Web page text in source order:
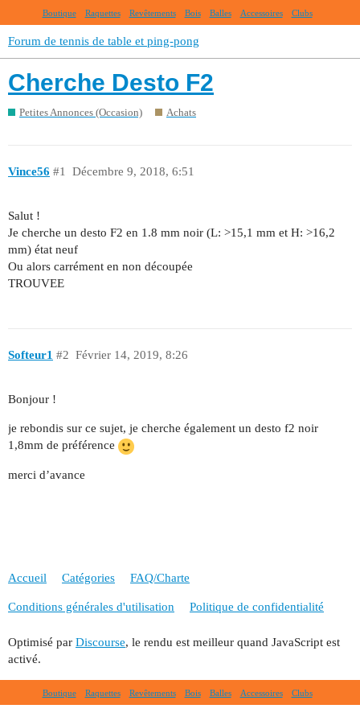
Boutique Raquettes Revêtements Bois Balles Accessoires Clubs
Forum de tennis de table et ping-pong
Cherche Desto F2
Petites Annonces (Occasion) Achats
Vince56 Décembre 9, 2018, 6:51
#1
Salut !
Je cherche un desto F2 en 1.8 mm noir (L: >15,1 mm et H: >16,2
mm) état neuf
Ou alors carrément en non découpée
TROUVEE
Softeur1 Février 14, 2019, 8:26
#2
Bonjour !
je rebondis sur ce sujet, je cherche également un desto f2 noir
1,8mm de préférence
merci d’avance
Accueil Catégories FAQ/Charte
Conditions générales d'utilisation Politique de confidentialité
Optimisé par Discourse, le rendu est meilleur quand JavaScript est
activé.
Boutique Raquettes Revêtements Bois Balles Accessoires Clubs